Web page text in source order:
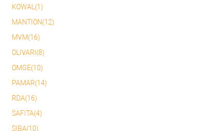
KOWAL(1)
MANTION(12)
MVM(16)
OLIVARI(8)
OMGE(10)
PAMAR(14)
RDA(16)
SAFITA(4)
SIBA(10)